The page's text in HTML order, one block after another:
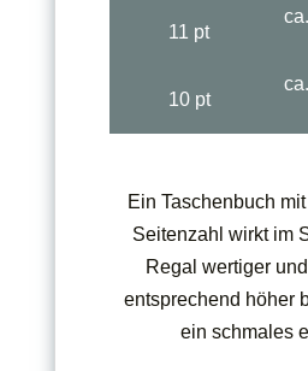
11 pt
10 pt
Ein Taschenbuch
Seitenzahl wirkt im
Regal wertiger
entsprechend höher
ein schmales